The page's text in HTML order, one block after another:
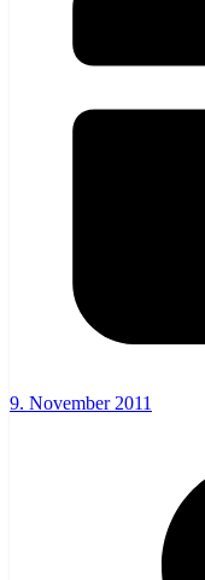
9. November 2011